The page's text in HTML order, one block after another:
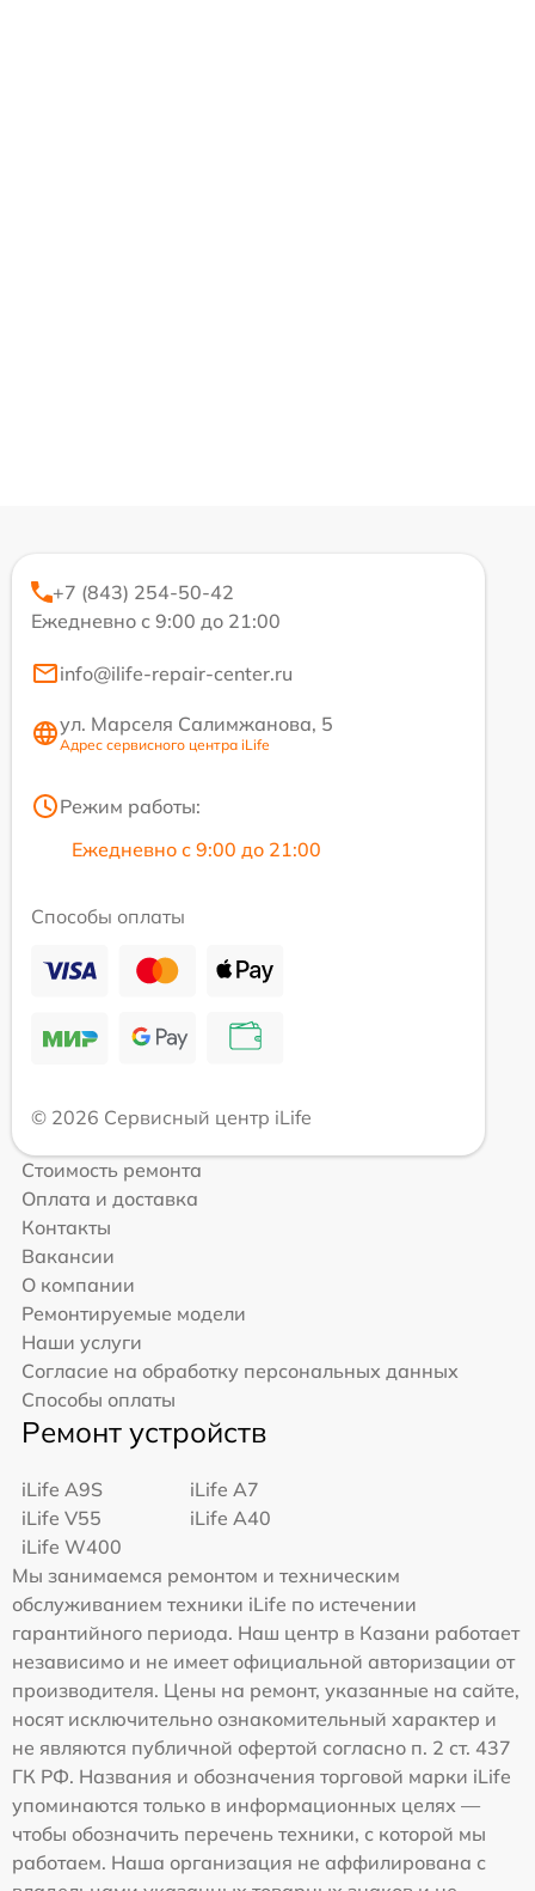
+7 (843) 254-50-42
Ежедневно с 9:00 до 21:00
info@ilife-repair-center.ru
ул. Марселя Салимжанова, 5
Адрес сервисного центра iLife
Режим работы:
Ежедневно с 9:00 до 21:00
Способы оплаты
© 2026 Сервисный центр iLife
Стоимость ремонта
Оплата и доставка
Контакты
Вакансии
О компании
Ремонтируемые модели
Наши услуги
Согласие на обработку персональных данных
Способы оплаты
Ремонт устройств
iLife A9S
iLife A7
iLife V55
iLife A40
iLife W400
Мы занимаемся ремонтом и техническим
обслуживанием техники iLife по истечении
гарантийного периода. Наш центр в Казани работает
независимо и не имеет официальной авторизации от
производителя. Цены на ремонт, указанные на сайте,
носят исключительно ознакомительный характер и
не являются публичной офертой согласно п. 2 ст. 437
ГК РФ. Названия и обозначения торговой марки iLife
упоминаются только в информационных целях —
чтобы обозначить перечень техники, с которой мы
работаем. Наша организация не аффилирована с